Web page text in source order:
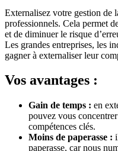
Externalisez votre gestion de
professionnels. Cela permet
et de diminuer le risque
Les grandes entreprises, les
gagner à externaliser leur
Vos avantages :
Gain de temps : en
pouvez vous
compétences clés.
Moins de paperasse :
paperasse, car nous